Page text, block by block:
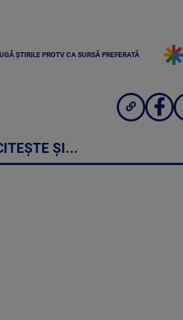
ȘTIRILE PROTV CA SURSĂ PREFERATĂ
ȘI...